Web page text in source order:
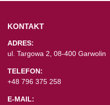
KONTAKT
ADRES:
ul. Targowa 2, 08-400 Garwolin
TELEFON:
+48 796 375 258
E-MAIL: